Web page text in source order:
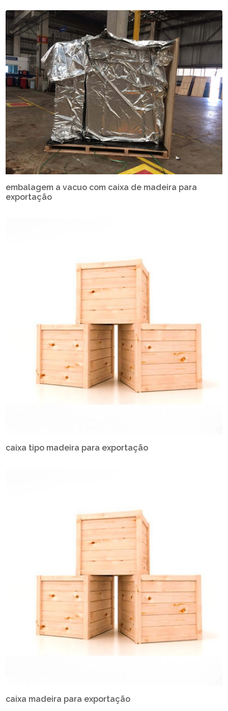
embalagem a vacuo com caixa de madeira para
exportação
caixa tipo madeira para exportação
caixa madeira para exportação